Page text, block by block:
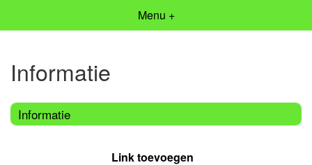
Menu +
Informatie
Informatie
Link toevoegen